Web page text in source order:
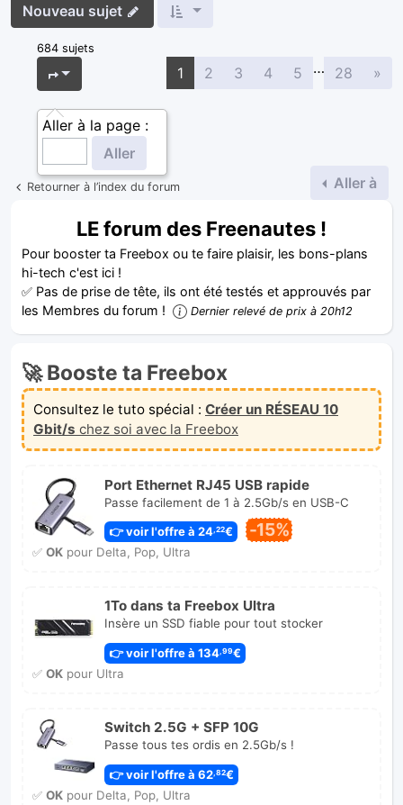
Nouveau sujet
684 sujets
Page
Aller à la page :
1 2 3 4 5 … 28 »
Retourner à l’index du forum Aller à
LE forum des Freenautes !
Pour booster ta Freebox ou te faire plaisir, les bons-plans
hi-tech c'est ici !
✅ Pas de prise de tête, ils ont été testés et approuvés par
les Membres du forum !
Dernier relevé de prix à 20h12
🚀 Booste ta Freebox
Consultez le tuto spécial : Créer un RÉSEAU 10
Gbit/s chez soi avec la Freebox
Port Ethernet RJ45 USB rapide
Passe facilement de 1 à 2.5Gb/s en USB-C
👉 voir l'offre à 24 ,22€ -15%
✅ OKpour Delta, Pop, Ultra
1To dans ta Freebox Ultra
Insère un SSD fiable pour tout stocker
👉 voir l'offre à 134 ,99€
✅ OKpour Ultra
Switch 2.5G + SFP 10G
Passe tous tes ordis en 2.5Gb/s !
👉 voir l'offre à 62,82€
✅ OKpour Delta, Pop, Ultra